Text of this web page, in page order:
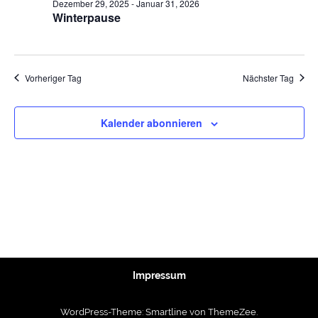
Winterpause
Dezember 29, 2025 -Januar 31, 2026
Vorheriger Tag Nächster Tag
Kalender abonnieren
Impressum
WordPress-Theme: Smartline von ThemeZee.